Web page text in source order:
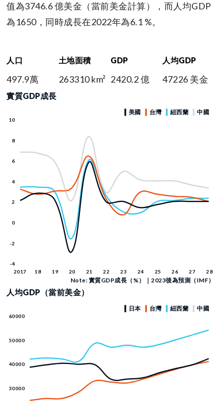
值為3746.6 億美金（當前美金計算），而人均GDP
為1650，同時成長在2022年為6.1 %。
人口
497.9萬
土地面積
263310 km²
GDP
2420.2 億
人均GDP
47226 美金
實質GDP成長
Note: 實質GDP成長（%）｜2023後為預測（IMF）
人均GDP（當前美金）